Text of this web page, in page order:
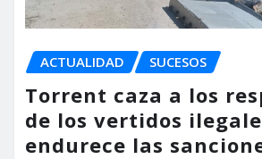
ACTUALIDAD SUCESOS
Torrent caza a los
de los vertidos
endurece las